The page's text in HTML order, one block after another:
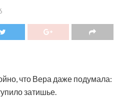
что Вера даже подумала:
затишье.